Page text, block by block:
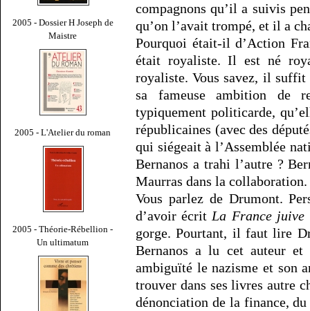
2005 - Dossier H Joseph de
Maistre
2005 - L'Atelier du roman
2005 - Théorie-Rébellion -
Un ultimatum
compagnons qu’il a suivis
qu’on l’avait trompé, et il a
Pourquoi était-il d’Action
était royaliste. Il est né
royaliste. Vous savez, il suffit
sa fameuse ambition de
typiquement politicarde,
républicaines (avec des
qui siégeait à l’Assemblée
Bernanos a trahi l’autre ?
Maurras dans la collaboration.
Vous parlez de Drumont.
d’avoir écrit La France juive
gorge. Pourtant, il faut lire
Bernanos a lu cet auteur et
ambiguïté le nazisme et son
trouver dans ses livres autre
dénonciation de la finance,